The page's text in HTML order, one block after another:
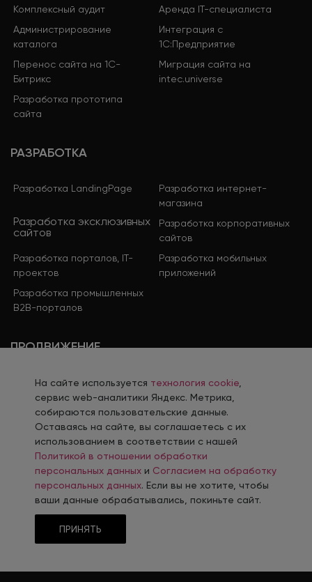
Комплексный аудит
Аренда IT-специалиста
Администрирование
каталога
Интеграция с
1С:Предприятие
Перенос сайта на 1С-
Битрикс
Миграция сайта на
intec.universe
Разработка прототипа
сайта
РАЗРАБОТКА
Разработка LandingPage
Разработка интернет-
магазина
Разработка эксклюзивных
сайтов
Разработка корпоративных
сайтов
Разработка порталов, IT-
проектов
Разработка мобильных
приложений
Разработка промышленных
B2B-порталов
ПРОДВИЖЕНИЕ
Комплексное продвижение
Контекстная реклама
Продвижение в социальных
сетях
Поисковое продвижение
Промышленный интернет-
маркетинг
Performance-маркетинг
Продвижение на
маркетплейсах
На сайте используется технология cookie
сервис web-аналитики Яндекс. Метрика,
собираются пользовательские данные.
Оставаясь на сайте, вы соглашаетесь с их
использованием в соответствии с нашей
Политикой в отношении обработки
персональных данных и Согласием на обработку
персональных данных. Если вы не хотите, чтобы
ваши данные обрабатывались, покиньте сайт.
ПРИНЯТЬ